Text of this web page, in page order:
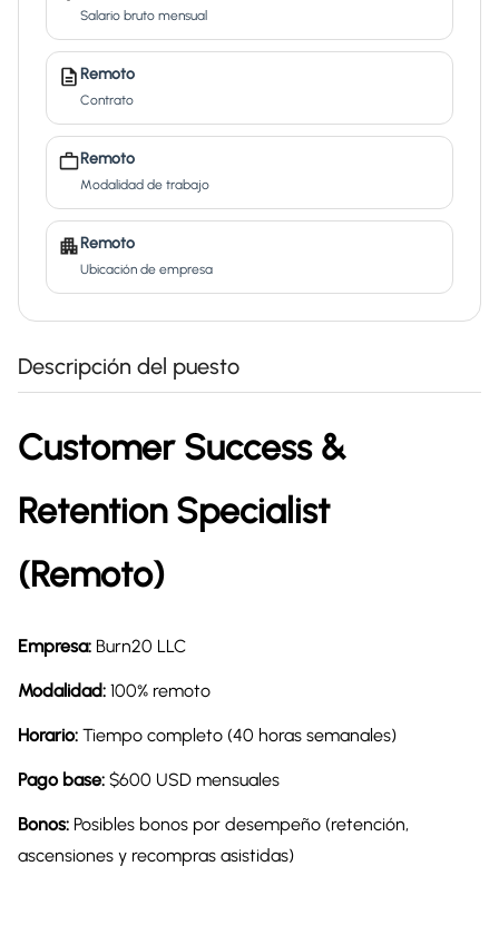
Salario bruto mensual
Remoto
Contrato
Remoto
Modalidad de trabajo
Remoto
Ubicación de empresa
Descripción del puesto
Customer Success &
Retention Specialist
(Remoto)
Empresa: Burn20 LLC
Modalidad: 100% remoto
Horario: Tiempo completo (40 horas semanales)
Pago base: $600 USD mensuales
Bonos: Posibles bonos por desempeño (retención,
ascensiones y recompras asistidas)